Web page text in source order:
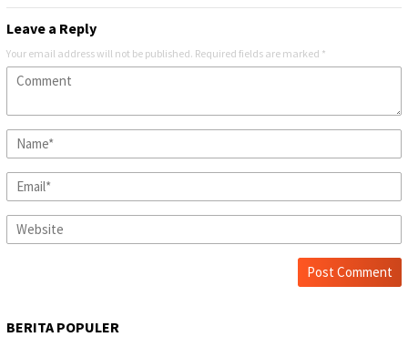
Leave a Reply
Your email address will not be published. Required fields are marked *
BERITA POPULER